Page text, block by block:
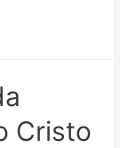
Cristo